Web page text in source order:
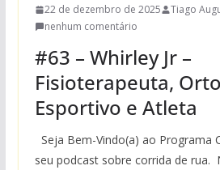
22 de dezembro de 2025
Tiago
nenhum comentário
#63 – Whirley Jr –
Fisioterapeuta,
Esportivo e Atleta
Seja Bem-Vindo(a) ao Programa
seu podcast sobre corrida de rua.